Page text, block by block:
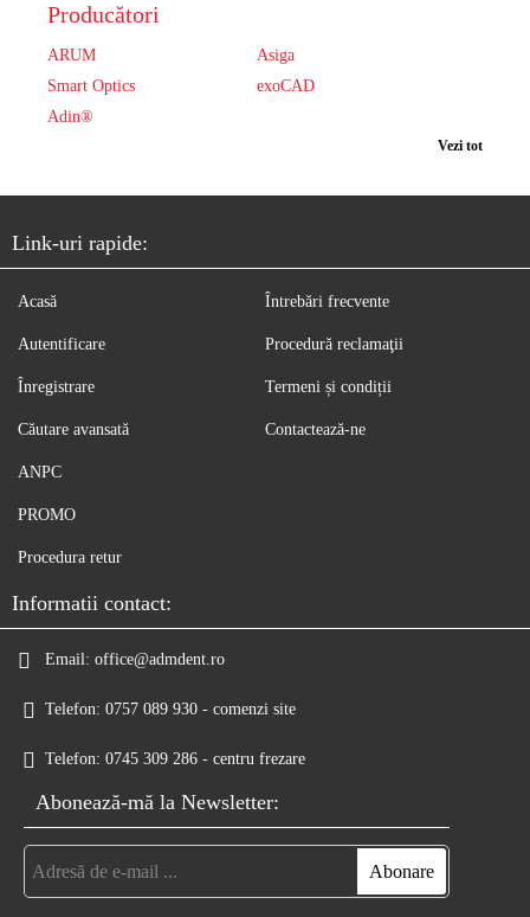
Producători
ARUM
Asiga
Smart Optics
exoCAD
Adin®
Vezi tot
Link-uri rapide:
Acasă
Autentificare
Înregistrare
Căutare avansată
Întrebări frecvente
Procedură reclamaţii
Termeni și condiții
Contactează-ne
ANPC
PROMO
Procedura retur
Informatii contact:
Email: office@admdent.ro
Telefon: 0757 089 930 - comenzi site
Telefon: 0745 309 286 - centru frezare
Abonează-mă la Newsletter: